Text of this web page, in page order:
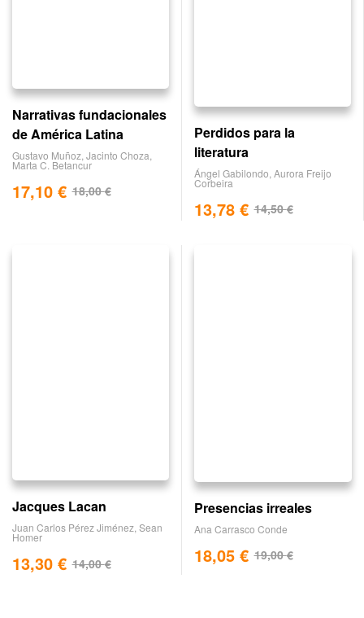
Narrativas fundacionales
de América Latina
Gustavo Muñoz Jacinto Choza
Marta C. Betancur
18,00€
17,10 €
Perdidos para la
literatura
Ángel Gabilondo Aurora Freijo
Corbeira
14,50€
13,78 €
Jacques Lacan
Juan Carlos Pérez Jiménez Sean
Homer
14,00€
13,30 €
Presencias irreales
Ana Carrasco Conde
19,00€
18,05 €